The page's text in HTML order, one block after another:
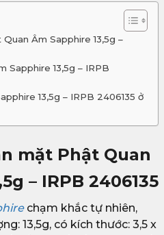
Âm Sapphire 13,5g –
Sapphire 13,5g – IRPB
13,5g – IRPB 2406135 ở
mặt Phật Quan
– IRPB 2406135
chạm khắc tự nhiên,
13,5g, có kích thước: 3,5 x